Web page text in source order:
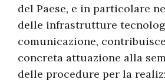
del Paese, e in particolare
delle infrastrutture
comunicazione,
concreta attuazione alla
delle procedure per la